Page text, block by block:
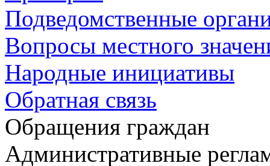
Подведомственные
Вопросы местного
Народные инициативы
Обратная связь
Обращения граждан
Административные